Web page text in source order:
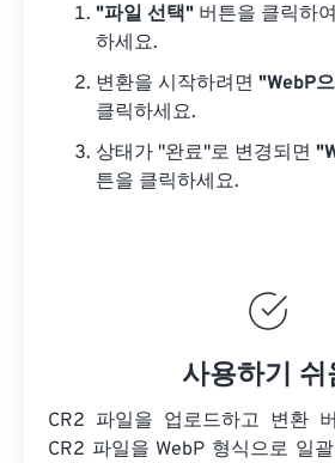
"파일 선택" 버튼을 클릭하
하세요.
변환을 시작하려면 "WebP
클릭하세요.
상태가 "완료"로 변경되면
튼을 클릭하세요.
사용하기 쉬
CR2 파일을 업로드하고 변환
CR2 파일을 WebP 형식으로 일